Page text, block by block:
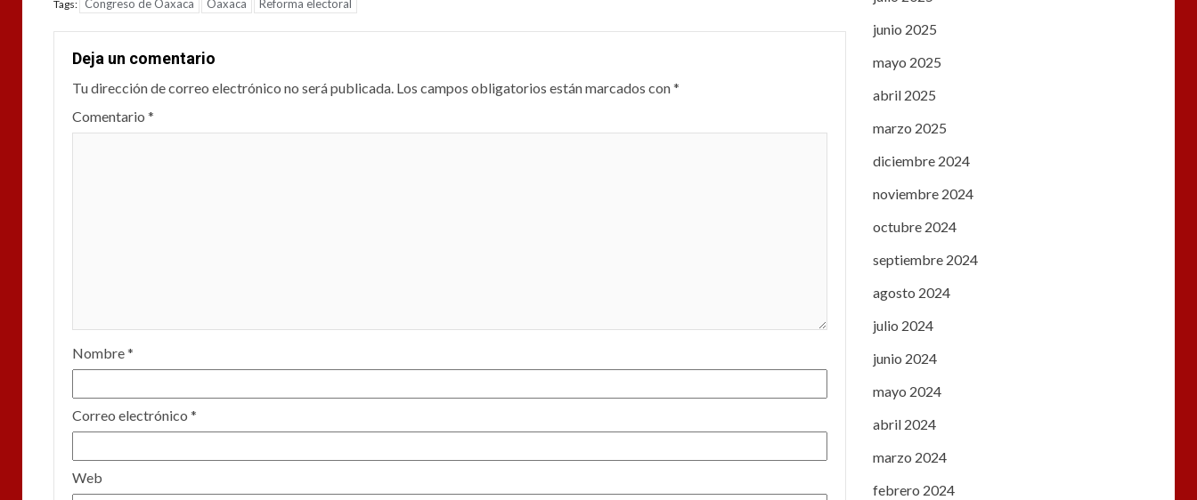
Tags: Congreso de Oaxaca Oaxaca Reforma electoral
Deja un comentario
Tu dirección de correo electrónico no será publicada. Los campos obligatorios están marcados con*
Comentario *
Nombre*
Correo electrónico *
Web
junio 2025
mayo 2025
abril 2025
marzo 2025
diciembre 2024
noviembre 2024
octubre 2024
septiembre 2024
agosto 2024
julio 2024
junio 2024
mayo 2024
abril 2024
marzo 2024
febrero 2024